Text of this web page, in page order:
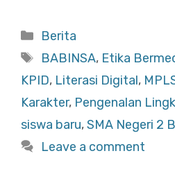
c
e
b
o
o
k
at
s
A
p
p
e
Categories
Berita
Tags
BABINSA, Etika
KPID, Literasi Digital,
Karakter, Pengenalan
siswa baru,SMA Negeri 2
Leave a comment